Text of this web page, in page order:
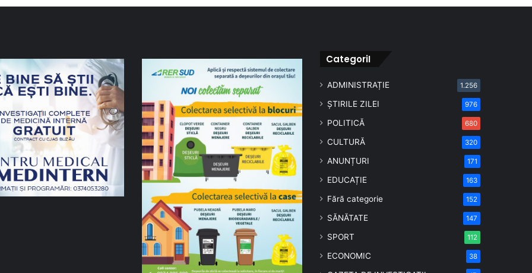
CategoriI
ADMINISTRAȚIE 1.256
ȘTIRILE ZILEI 976
POLITICĂ 680
CULTURĂ 320
ANUNȚURI 171
EDUCAȚIE 163
Fără categorie 152
SĂNĂTATE 147
SPORT 112
ECONOMIC 38